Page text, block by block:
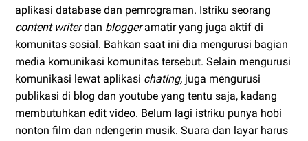
aplikasi database dan pemrograman. Istriku seorang
content writerdan bloggeramatir yang juga aktif di
komunitas sosial. Bahkan saat ini dia mengurusi bagian
media komunikasi komunitas tersebut. Selain mengurusi
komunikasi lewat aplikasi chating, juga mengurusi
publikasi di blog dan youtube yang tentu saja, kadang
membutuhkan edit video. Belum lagi istriku punya hobi
nonton film dan ndengerin musik. Suara dan layar harus